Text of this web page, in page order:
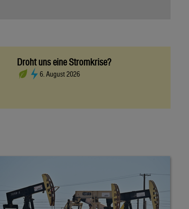
Droht uns eine Stromkrise?
6. August 2026